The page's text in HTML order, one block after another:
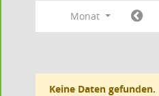
Monat
Keine Daten gefunden.